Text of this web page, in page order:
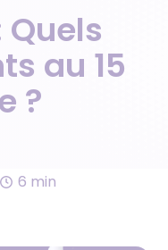
au 15
?
6 min